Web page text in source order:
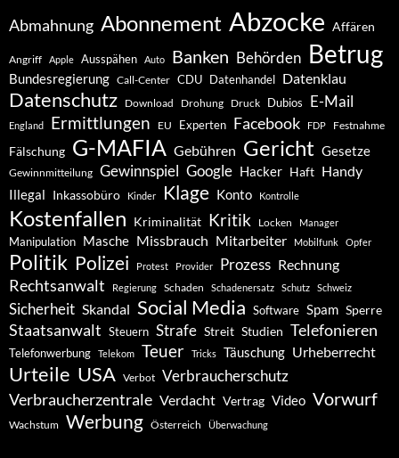
Abmahnung Abonnement Abzocke Affären
Angriff Apple Ausspähen Auto Banken Behörden Betrug
Bundesregierung Call-Center CDU Datenhandel Datenklau
Datenschutz Download Drohung Druck Dubios E-Mail
England Ermittlungen EU Experten Facebook FDP Festnahme
Fälschung G-MAFIA Gebühren Gericht Gesetze
Gewinnmitteilung Gewinnspiel Google Hacker Haft Handy
Illegal Inkassobüro Kinder Klage Konto Kontrolle
Kostenfallen Kriminalität Kritik Locken Manager
Manipulation Masche Missbrauch Mitarbeiter Mobilfunk Opfer
Politik Polizei Protest Provider Prozess Rechnung
Rechtsanwalt Regierung Schaden Schadenersatz Schutz Schweiz
Sicherheit Skandal Social Media Software Spam Sperre
Staatsanwalt Steuern Strafe Streit Studien Telefonieren
Telefonwerbung Telekom Teuer Tricks Täuschung Urheberrecht
Urteile USA Verbot Verbraucherschutz
Verbraucherzentrale Verdacht Vertrag Video Vorwurf
Wachstum Werbung Österreich Überwachung